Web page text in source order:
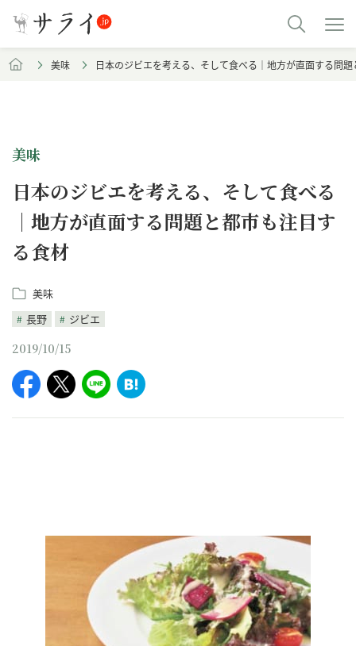
美味 日本のジビエを考える、そして食べる｜地方が直面する問
美味
日本のジビエを考える、そして食べる
｜地方が直面する問題と都市も注目す
る食材
美味
長野
ジビエ
2019/10/15